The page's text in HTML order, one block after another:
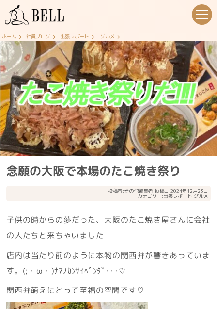
ホーム 社員ブログ 出張レポート グルメ
念願の大阪で本場のたこ焼き祭り
投稿者:その他編集者 投稿日:2024年12月23日
カテゴリー:出張レポート グルメ
子供の時からの夢だった、大阪のたこ焼き屋さんに会社
の人たちと来ちゃいました！
店内は当たり前のように本物の関西弁が響きあっていま
す。(;・ω・)ﾅﾏﾉｶﾝｻｲﾍﾞﾝﾀﾞ･･･♡
関西弁萌えにとって至福の空間です♡